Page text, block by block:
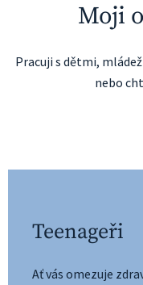
Moji
Pracuji s dětmi,
nebo
Teenageři
Ať vás omezuje